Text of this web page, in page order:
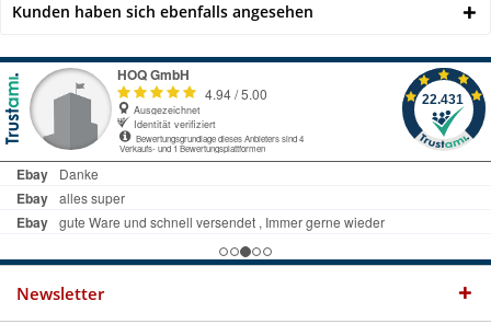
Kunden haben sich ebenfalls angesehen
Newsletter